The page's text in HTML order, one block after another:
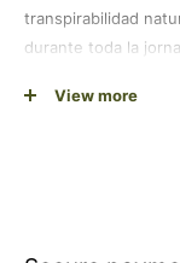
transpirabilidad
durante toda la
El color navy blue
View more